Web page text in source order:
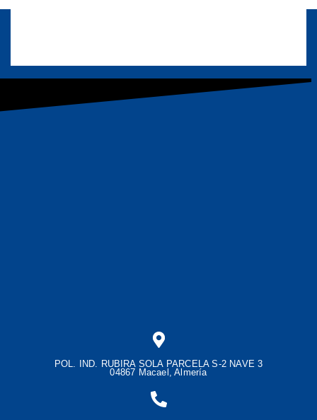
POL. IND. RUBIRA SOLA PARCELA S-2 NAVE 3
04867 Macael, Almería